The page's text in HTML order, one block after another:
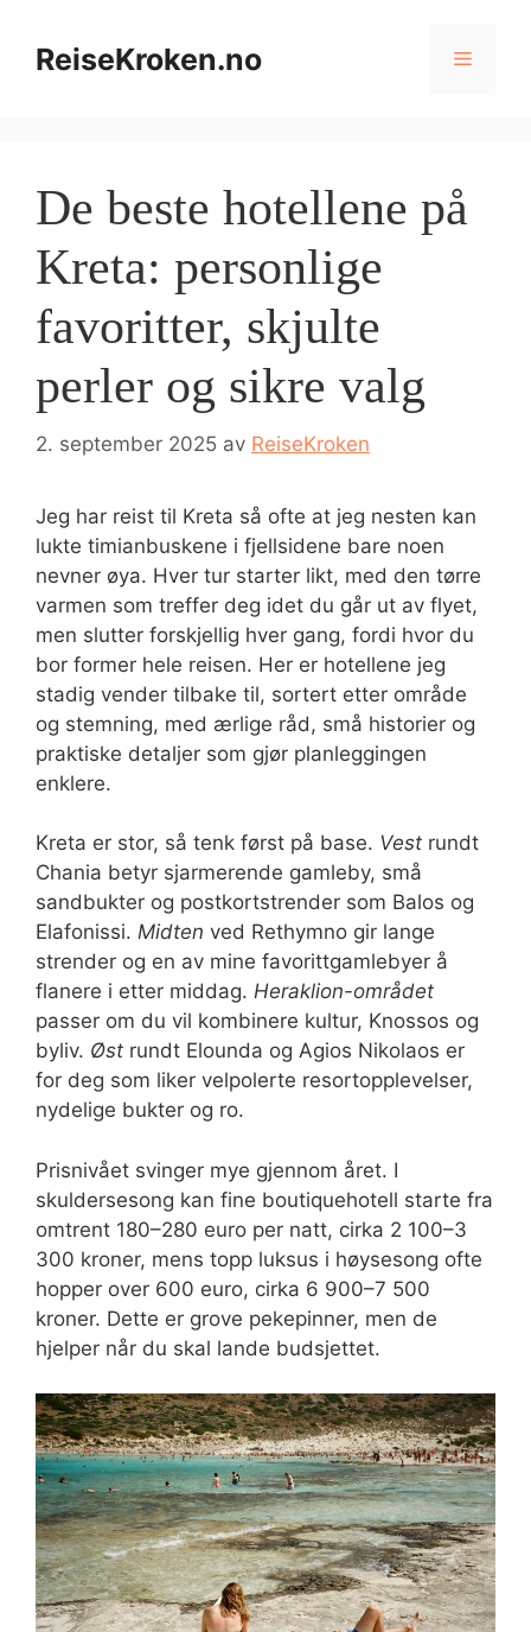
innholdReiseKroken.no Meny
De beste hotellene på
Kreta: personlige
favoritter, skjulte
perler og sikre valg
2. september 2025 av ReiseKroken
Jeg har reist til Kreta så ofte at jeg nesten kan
lukte timianbuskene i fjellsidene bare noen
nevner øya. Hver tur starter likt, med den tørre
varmen som treffer deg idet du går ut av flyet,
men slutter forskjellig hver gang, fordi hvor du
bor former hele reisen. Her er hotellene jeg
stadig vender tilbake til, sortert etter område
og stemning, med ærlige råd, små historier og
praktiske detaljer som gjør planleggingen
enklere.
Kreta er stor, så tenk først på base. Vest rundt
Chania betyr sjarmerende gamleby, små
sandbukter og postkortstrender som Balos og
Elafonissi. Midten ved Rethymno gir lange
strender og en av mine favorittgamlebyer å
flanere i etter middag. Heraklion-området
passer om du vil kombinere kultur, Knossos og
byliv. Øst rundt Elounda og Agios Nikolaos er
for deg som liker velpolerte resortopplevelser,
nydelige bukter og ro.
Prisnivået svinger mye gjennom året. I
skuldersesong kan fine boutiquehotell starte fra
omtrent 180–280 euro per natt, cirka 2 100–3
300 kroner, mens topp luksus i høysesong ofte
hopper over 600 euro, cirka 6 900–7 500
kroner. Dette er grove pekepinner, men de
hjelper når du skal lande budsjettet.